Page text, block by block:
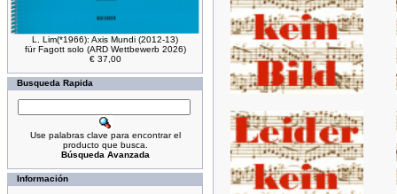
L. Lim(*1966): Axis Mundi (2012-13)
für Fagott solo (ARD Wettbewerb 2026)
€ 37,00
Busqueda Rapida
Use palabras clave para encontrar el
producto que busca.
Búsqueda Avanzada
Información